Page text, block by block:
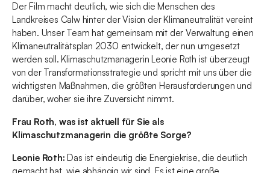
Der Film macht deutlich, wie sich die Menschen des
Landkreises Calw hinter der Vision der Klimaneutralität vereint
haben. Unser Team hat gemeinsam mit der Verwaltung einen
Klimaneutralitätsplan 2030 entwickelt, der nun umgesetzt
werden soll. Klimaschutzmanagerin Leonie Roth ist überzeugt
von der Transformationsstrategie und spricht mit uns über die
wichtigsten Maßnahmen, die größten Herausforderungen und
darüber, woher sie ihre Zuversicht nimmt.
Frau Roth, was ist aktuell für Sie als
Klimaschutzmanagerin die größte Sorge?
Leonie Roth: Das ist eindeutig die Energiekrise, die deutlich